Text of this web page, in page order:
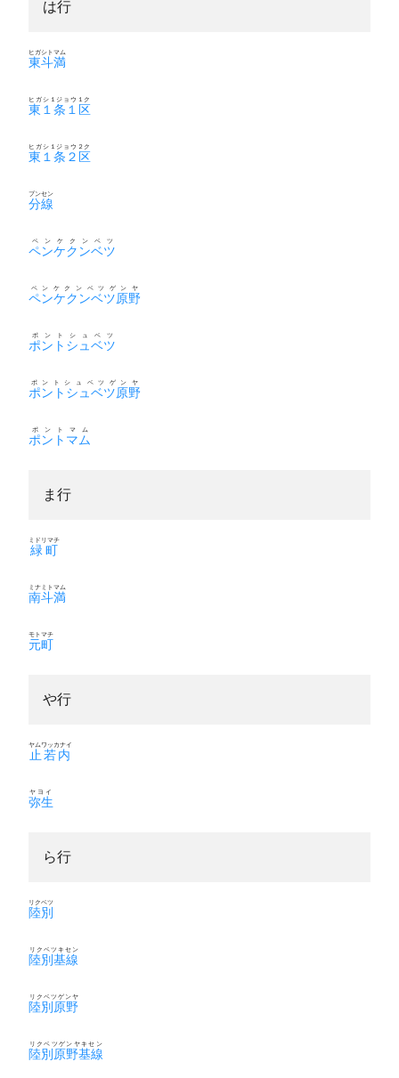
は行
東斗満
ヒガシトマム
東１条１区
ヒガシ１ジョウ１ク
東１条２区
ヒガシ１ジョウ２ク
分線
ブンセン
ペンケクンベツ
ペンケクンベツ
ペンケクンベツ原野
ペンケクンベツゲンヤ
ポントシュベツ
ポントシュベツ
ポントシュベツ原野
ポントシュベツゲンヤ
ポントマム
ポントマム
ま行
緑町
ミドリマチ
南斗満
ミナミトマム
元町
モトマチ
や行
止若内
ヤムワッカナイ
弥生
ヤヨイ
ら行
陸別
リクベツ
陸別基線
リクベツキセン
陸別原野
リクベツゲンヤ
陸別原野基線
リクベツゲンヤキセン